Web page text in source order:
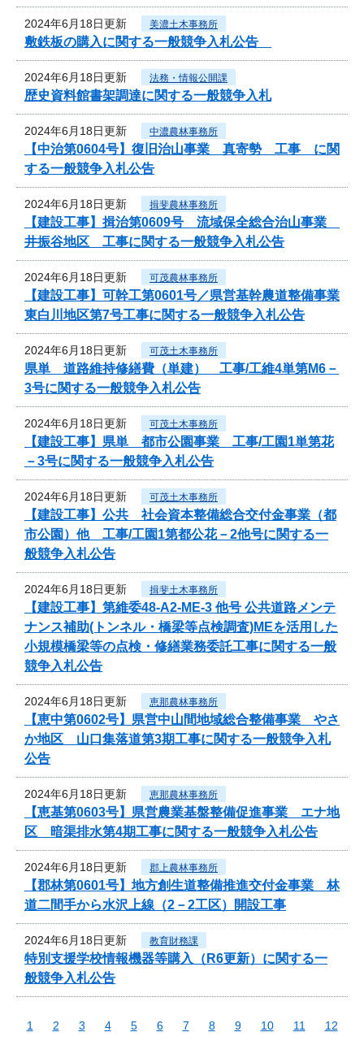
2024年6月18日更新 美濃土木事務所
敷鉄板の購入に関する一般競争入札公告
2024年6月18日更新 法務・情報公開課
歴史資料館書架調達に関する一般競争入札
2024年6月18日更新 中濃農林事務所
【中治第0604号】復旧治山事業 真寄勢 工事 に関
する一般競争入札公告
2024年6月18日更新 揖斐農林事務所
【建設工事】揖治第0609号 流域保全総合治山事業
井振谷地区 工事に関する一般競争入札公告
2024年6月18日更新 可茂農林事務所
【建設工事】可幹工第0601号／県営基幹農道整備事業
東白川地区第7号工事に関する一般競争入札公告
2024年6月18日更新 可茂土木事務所
県単 道路維持修繕費（単建） 工事/工維4単第M6－
3号に関する一般競争入札公告
2024年6月18日更新 可茂土木事務所
【建設工事】県単 都市公園事業 工事/工園1単第花
－3号に関する一般競争入札公告
2024年6月18日更新 可茂土木事務所
【建設工事】公共 社会資本整備総合交付金事業（都
市公園）他 工事/工園1第都公花－2他号に関する一
般競争入札公告
2024年6月18日更新 揖斐土木事務所
【建設工事】第維委48-A2-ME-3 他号 公共道路メンテ
ナンス補助(トンネル・橋梁等点検調査)MEを活用した
小規模橋梁等の点検・修繕業務委託工事に関する一般
競争入札公告
2024年6月18日更新 恵那農林事務所
【恵中第0602号】県営中山間地域総合整備事業 やさ
か地区 山口集落道第3期工事に関する一般競争入札
公告
2024年6月18日更新 恵那農林事務所
【恵基第0603号】県営農業基盤整備促進事業 エナ地
区 暗渠排水第4期工事に関する一般競争入札公告
2024年6月18日更新 郡上農林事務所
【郡林第0601号】地方創生道整備推進交付金事業 林
道二間手から水沢上線（2－2工区）開設工事
2024年6月18日更新 教育財務課
特別支援学校情報機器等購入（R6更新）に関する一
般競争入札公告
1 2 3 4 5 6 7 8 9 10 11
12